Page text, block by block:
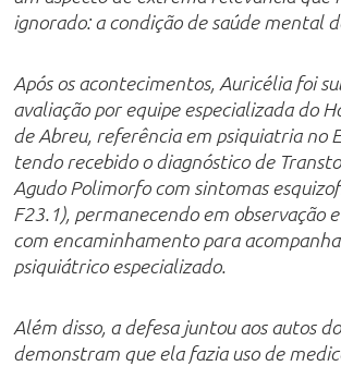
ignorado: a condição de saúde mental
Após os acontecimentos, Auricélia foi
avaliação por equipe especializada do
de Abreu, referência em psiquiatria no
tendo recebido o diagnóstico de
Agudo Polimorfo com sintomas
F23.1), permanecendo em observação
com encaminhamento para
psiquiátrico especializado.
Além disso, a defesa juntou aos autos
demonstram que ela fazia uso de